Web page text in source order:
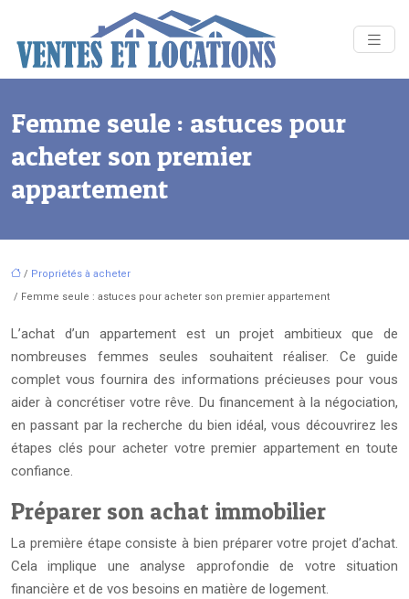
Femme seule : astuces pour
acheter son premier
appartement
/ Propriétés à acheter
/ Femme seule : astuces pour acheter son premier appartement
L’achat d’un appartement est un projet ambitieux que de
nombreuses femmes seules souhaitent réaliser. Ce guide
complet vous fournira des informations précieuses pour vous
aider à concrétiser votre rêve. Du financement à la négociation,
en passant par la recherche du bien idéal, vous découvrirez les
étapes clés pour acheter votre premier appartement en toute
confiance.
Préparer son achat immobilier
La première étape consiste à bien préparer votre projet d’achat.
Cela implique une analyse approfondie de votre situation
financière et de vos besoins en matière de logement.